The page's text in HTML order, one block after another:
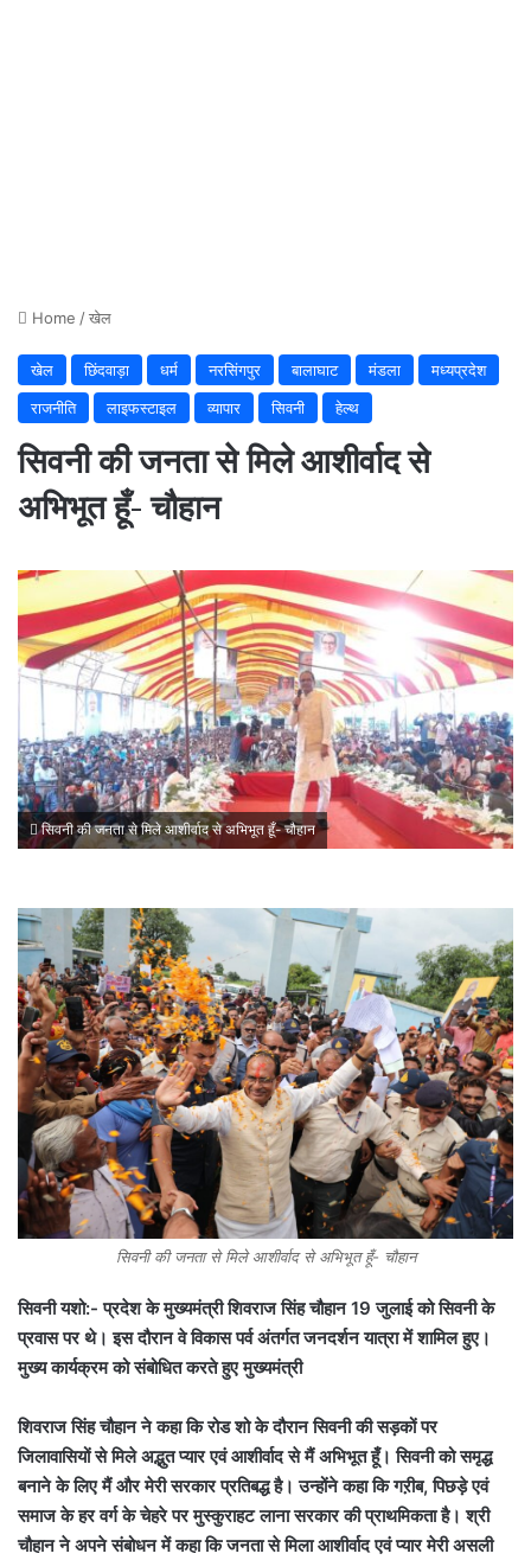
Home /खेल
खेल छिंदवाड़ा धर्म नरसिंगपुर बालाघाट मंडला
मध्यप्रदेश
राजनीति
लाइफस्टाइल व्यापार सिवनी हेल्थ
सिवनी की जनता से मिले आशीर्वाद से
अभिभूत हूँ- चौहान
सिवनी की जनता से मिले आशीर्वाद से अभिभूत हूँ- चौहान
सिवनी की जनता से मिले आशीर्वाद से अभिभूत हूँ- चौहान
सिवनी यशो:- प्रदेश के मुख्यमंत्री शिवराज सिंह चौहान 19 जुलाई को सिवनी के
प्रवास पर थे। इस दौरान वे विकास पर्व अंतर्गत जनदर्शन यात्रा में शामिल हुए।
मुख्य कार्यक्रम को संबोधित करते हुए मुख्यमंत्री
शिवराज सिंह चौहान ने कहा कि रोड शो के दौरान सिवनी की सड़कों पर
जिलावासियों से मिले अद्भुत प्यार एवं आशीर्वाद से मैं अभिभूत हूँ। सिवनी को समृद्ध
बनाने के लिए मैं और मेरी सरकार प्रतिबद्ध है। उन्होंने कहा कि गऱीब, पिछड़े एवं
समाज के हर वर्ग के चेहरे पर मुस्कुराहट लाना सरकार की प्राथमिकता है। श्री
चौहान ने अपने संबोधन में कहा कि जनता से मिला आशीर्वाद एवं प्यार मेरी असली